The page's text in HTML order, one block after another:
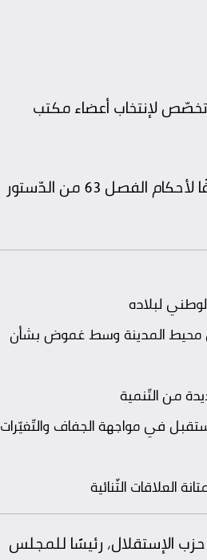
لإنتخاب أعضاء مكتب
وأوضح المجلس، في بلاغ صادرٍ عنه، أنّ هذه الجلسة التي تعقد طبقًا لأحكام الفصل 63 من الدّستور
لبلاده
محيط المدينة وسط غموض بشأن
من التّنمية
في مواجهة الجفاف والتّغيّرات
العلاقات الثّنائية
الإستقلال، رئيسًا للمجلس